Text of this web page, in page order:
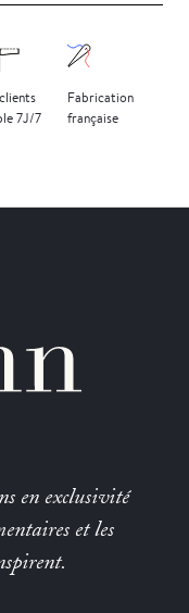
7J/7
Fabrication
française
en exclusivité
et les